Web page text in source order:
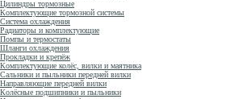
Цилиндры тормозные
Комплектующие тормозной системы
Система охлаждения
Радиаторы и комплектующие
Помпы и термостаты
Шланги охлаждения
Прокладки и крепёж
Комплектующие колёс, вилки и маятника
Сальники и пыльники передней вилки
Направляющие передней вилки
Колёсные подшипники и пыльники